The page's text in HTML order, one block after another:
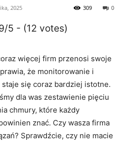
2025 0
309
5 - (12 votes)
więcej firm przenosi swoje
że monitorowanie i
się ‌coraz​ bardziej ‌istotne.
⁤dla was zestawienie ​pięciu
chmury, ⁤które ⁤każdy
znać.⁤ Czy wasza firma
Sprawdźcie, czy nie macie